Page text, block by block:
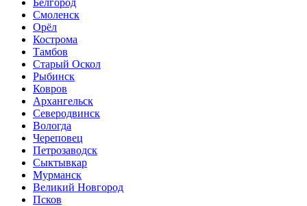
Смоленск
Орёл
Кострома
Тамбов
Старый Оскол
Рыбинск
Ковров
Архангельск
Северодвинск
Вологда
Череповец
Петрозаводск
Сыктывкар
Мурманск
Великий Новгород
Псков